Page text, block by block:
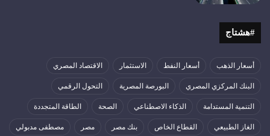
#هشتاج
أسعار الذهب أسعار النفط الاستثمار الاقتصاد المصري
البنك المركزي المصري البورصة المصرية التحول الرقمي
التنمية المستدامة الذكاء الاصطناعي الصحة الطاقة المتجددة
الغاز الطبيعي القطاع الخاص بنك مصر مصر مصطفى مدبولي